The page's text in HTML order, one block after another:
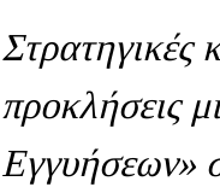
Στρατηγικές
προκλήσεις
Εγγυήσεων»